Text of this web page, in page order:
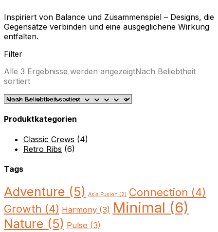
Inspiriert von Balance und Zusammenspiel – Designs, die
Gegensätze verbinden und eine ausgeglichene Wirkung
entfalten.
Filter
Alle 3 Ergebnisse werden angezeigtNach Beliebtheit
sortiert
Produktkategorien
Classic Crews (4)
Retro Ribs (6)
Tags
Adventure (5) Asia Fusion (2) Connection (4)
Growth (4) Harmony (3) Minimal (6)
Nature (5) Pulse (3)